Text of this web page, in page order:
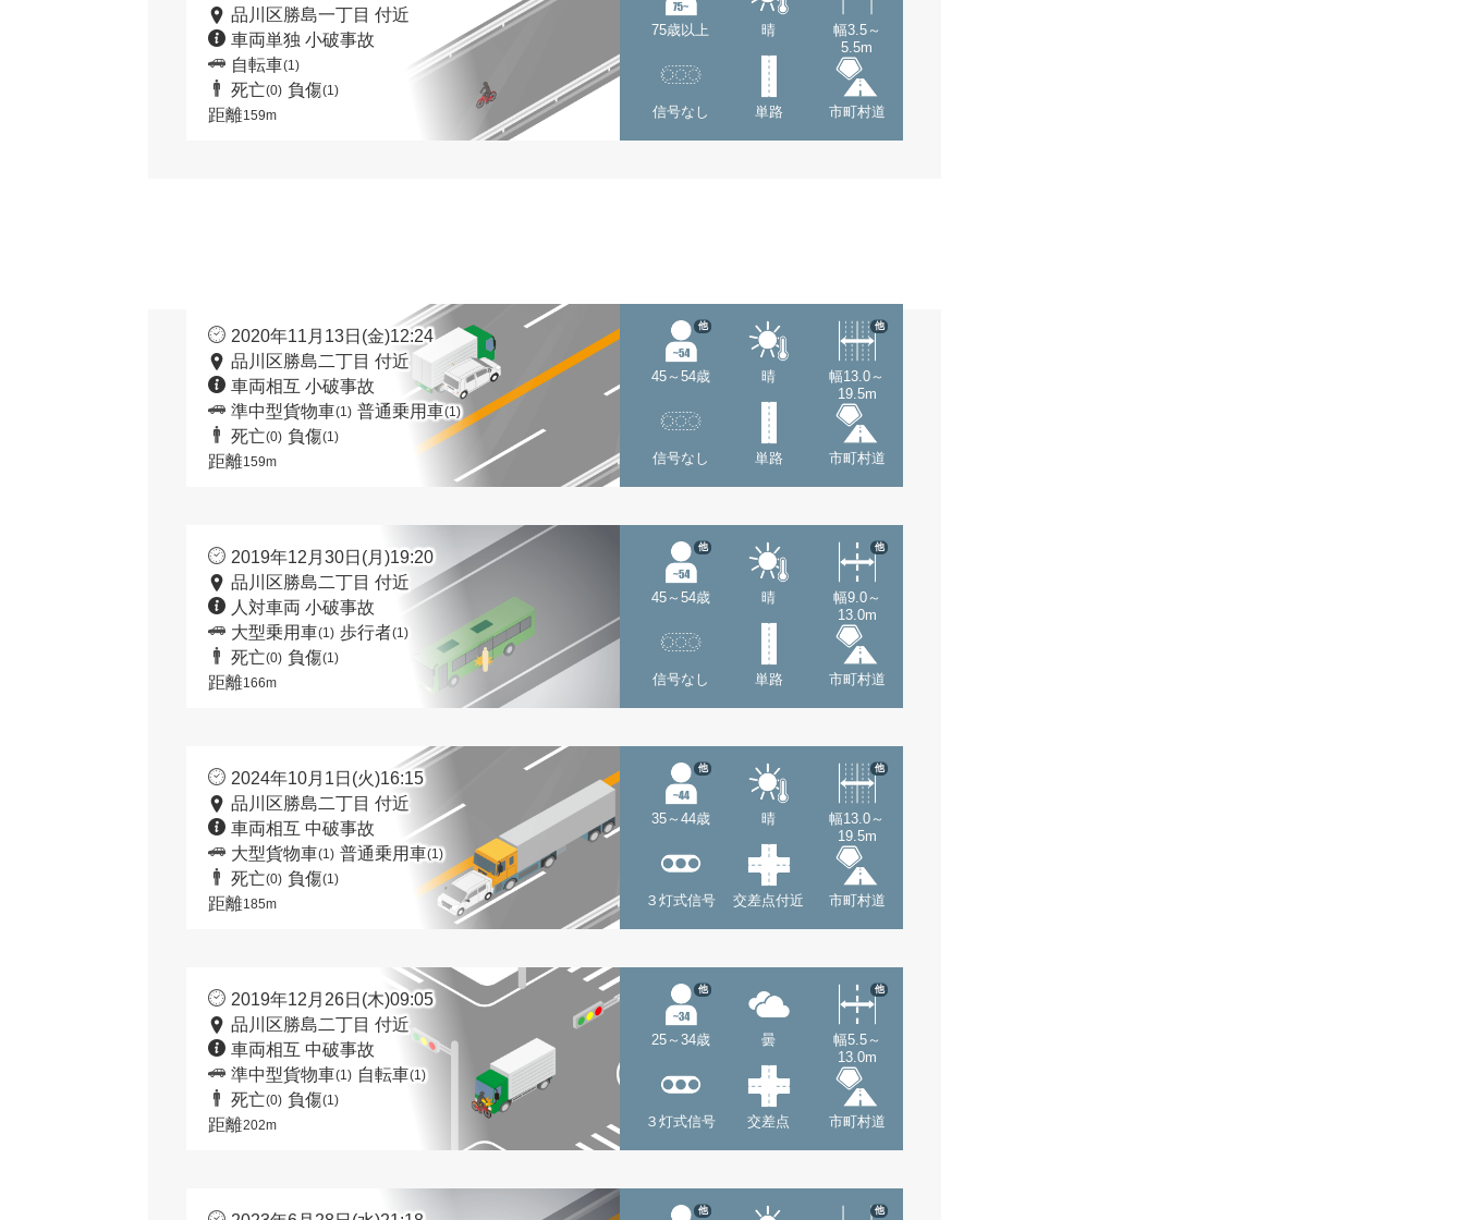
品川区勝島一丁目 付近
車両単独 小破事故
自転車(1)
死亡(0) 負傷(1)
距離159m
75歳以上 晴
幅3.5～
5.5m
信号なし 単路 市町村道
2020年11月13日(金)12:24
品川区勝島二丁目 付近
車両相互 小破事故
準中型貨物車(1) 普通乗用車(1)
死亡(0) 負傷(1)
距離159m
45～54歳
他
晴
幅13.0～
19.5m
他
信号なし 単路 市町村道
2019年12月30日(月)19:20
品川区勝島二丁目 付近
人対車両 小破事故
大型乗用車(1) 歩行者(1)
死亡(0) 負傷(1)
距離166m
45～54歳
他
晴
幅9.0～
13.0m
他
信号なし 単路 市町村道
2024年10月1日(火)16:15
品川区勝島二丁目 付近
車両相互 中破事故
大型貨物車(1) 普通乗用車(1)
死亡(0) 負傷(1)
距離185m
35～44歳
他
晴
幅13.0～
19.5m
他
３灯式信号 交差点付近 市町村道
2019年12月26日(木)09:05
品川区勝島二丁目 付近
車両相互 中破事故
準中型貨物車(1) 自転車(1)
死亡(0) 負傷(1)
距離202m
25～34歳
他
曇
幅5.5～
13.0m
他
３灯式信号 交差点 市町村道
他 他